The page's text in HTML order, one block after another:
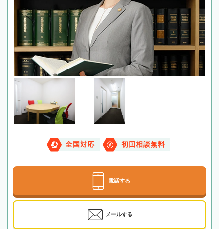
全国対応 初回相談無料
電話する
メールする